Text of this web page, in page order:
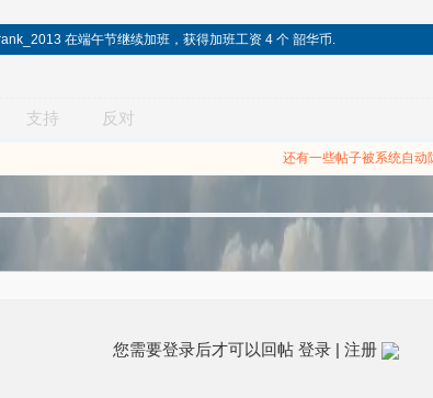
在端午节继续加班，获得加班工资 4 个 韶华币.
支持 反对
还有一些帖子被系统自动
您需要登录后才可以回帖 登录| 注册